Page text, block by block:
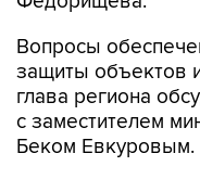
Вопросы
защиты объектов
глава региона
с заместителем
Беком Евкуровым.